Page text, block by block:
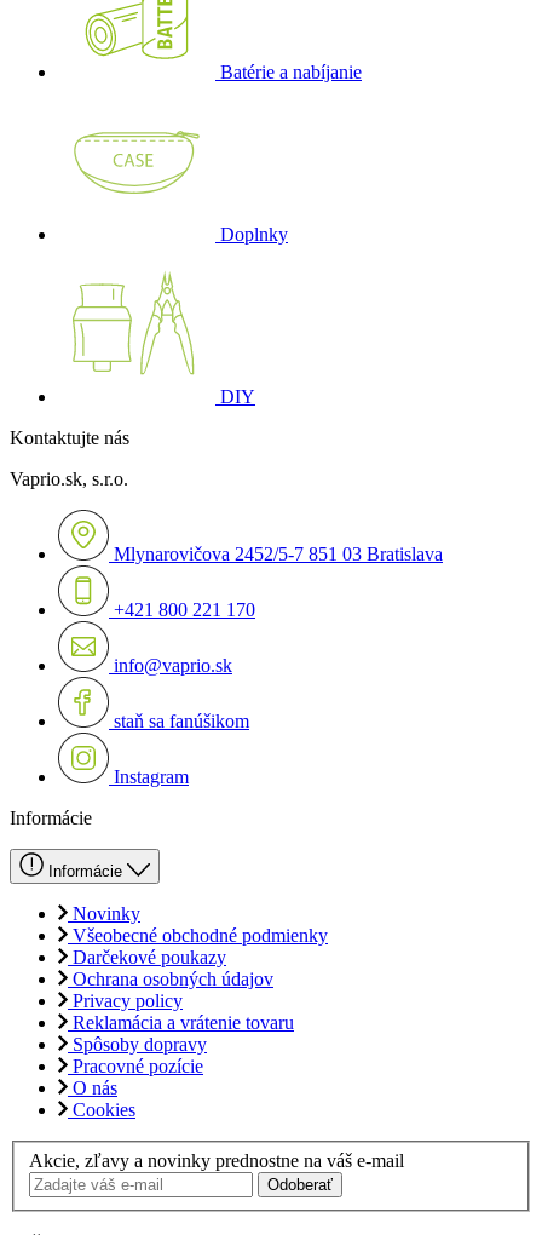
Batérie a nabíjanie
Doplnky
DIY
Kontaktujte nás
Vaprio.sk, s.r.o.
Mlynarovičova 2452/5-7 851 03 Bratislava
+421 800 221 170
info@vaprio.sk
staň sa fanúšikom
Instagram
Informácie
Informácie
Novinky
Všeobecné obchodné podmienky
Darčekové poukazy
Ochrana osobných údajov
Privacy policy
Reklamácia a vrátenie tovaru
Spôsoby dopravy
Pracovné pozície
O nás
Cookies
Akcie, zľavy a novinky prednostne na váš e-mail
Odoberať